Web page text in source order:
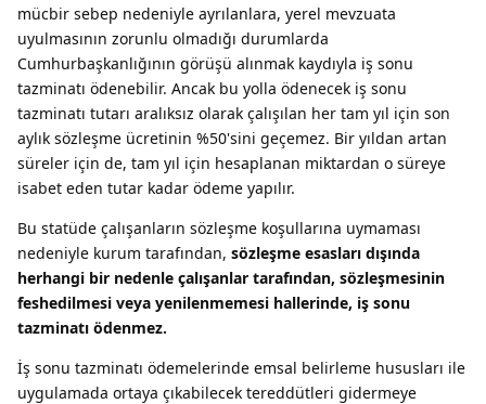
mücbir sebep nedeniyle ayrılanlara, yerel mevzuata
uyulmasının zorunlu olmadığı durumlarda
Cumhurbaşkanlığının görüşü alınmak kaydıyla iş sonu
tazminatı ödenebilir. Ancak bu yolla ödenecek iş sonu
tazminatı tutarı aralıksız olarak çalışılan her tam yıl için son
aylık sözleşme ücretinin %50'sini geçemez. Bir yıldan artan
süreler için de, tam yıl için hesaplanan miktardan o süreye
isabet eden tutar kadar ödeme yapılır.
Bu statüde çalışanların sözleşme koşullarına uymaması
nedeniyle kurum tarafından, sözleşme esasları dışında
herhangi bir nedenle çalışanlar tarafından, sözleşmesinin
feshedilmesi veya yenilenmemesi hallerinde, iş sonu
tazminatı ödenmez.
İş sonu tazminatı ödemelerinde emsal belirleme hususları ile
uygulamada ortaya çıkabilecek tereddütleri gidermeye